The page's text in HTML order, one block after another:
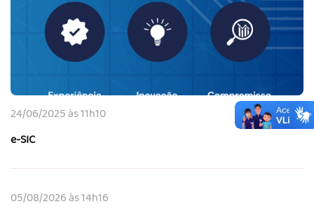
24/06/2025 às 11h10
e-SIC
05/08/2026 às 14h16